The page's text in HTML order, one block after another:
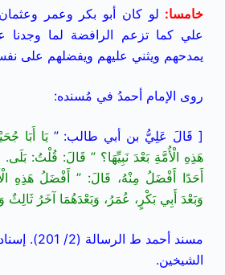
خامسا: لو كان أبو بكر وعمر
علي كما تزعم الرافضة لما وجدنا
يمدحهم ويثني عليهم ويفضلهم على
روى الإمام أحمدُ في مُسنده:
[ قَالَ عَلِيُّ بن أبي طالب: ”يَا أَبَا
هَذِهِ الْأُمَّةِ بَعْدَ نَبِيِّهَا؟ ” قَالَ: قُلْتُ:
أَحَدًا أَفْضَلُ مِنْهُ، قَالَ: ” أَفْضَلُ هَذِهِ
وَبَعْدَ أَبِي بَكْرٍ، عُمَرُ، وَبَعْدَهُمَا آخَرُ
مسند أحمد ط
الشيخين.